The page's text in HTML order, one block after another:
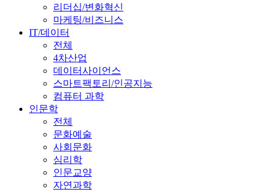
리더십/변화혁신
마케팅/비즈니스
IT/데이터
전체
4차산업
데이터사이언스
스마트팩토리/인공지능
컴퓨터 과학
인문학
전체
문화예술
사회문화
심리학
인문교양
자연과학